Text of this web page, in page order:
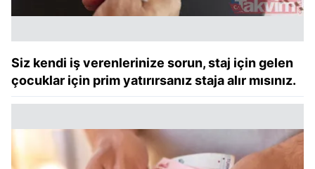
Siz kendi iş verenlerinize sorun, staj için gelen
çocuklar için prim yatırırsanız staja alır mısınız.